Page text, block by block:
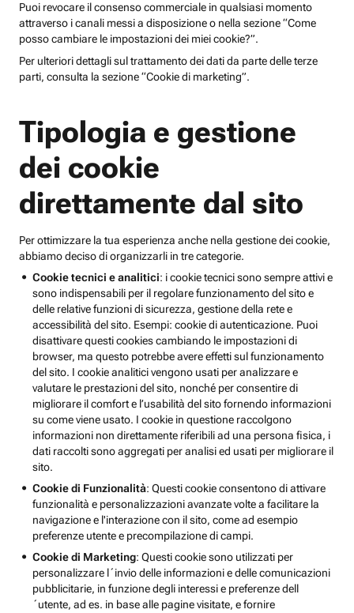
Puoi revocare il consenso commerciale in qualsiasi momento
attraverso i canali messi a disposizione o nella sezione “Come
posso cambiare le impostazioni dei miei cookie?”.
Per ulteriori dettagli sul trattamento dei dati da parte delle terze
parti, consulta la sezione “Cookie di marketing”.
Tipologia e gestione
dei cookie
direttamente dal sito
Per ottimizzare la tua esperienza anche nella gestione dei cookie,
abbiamo deciso di organizzarli in tre categorie.
Cookie tecnici e analitici: i cookie tecnici sono sempre attivi e
sono indispensabili per il regolare funzionamento del sito e
delle relative funzioni di sicurezza, gestione della rete e
accessibilità del sito. Esempi: cookie di autenticazione. Puoi
disattivare questi cookies cambiando le impostazioni di
browser, ma questo potrebbe avere effetti sul funzionamento
del sito. I cookie analitici vengono usati per analizzare e
valutare le prestazioni del sito, nonché per consentire di
migliorare il comfort e l’usabilità del sito fornendo informazioni
su come viene usato. I cookie in questione raccolgono
informazioni non direttamente riferibili ad una persona fisica, i
dati raccolti sono aggregati per analisi ed usati per migliorare il
sito.
Cookie di Funzionalità: Questi cookie consentono di attivare
funzionalità e personalizzazioni avanzate volte a facilitare la
navigazione e l'interazione con il sito, come ad esempio
preferenze utente e precompilazione di campi.
Cookie di Marketing: Questi cookie sono utilizzati per
personalizzare l´invio delle informazioni e delle comunicazioni
pubblicitarie, in funzione degli interessi e preferenze dell
´utente, ad es. in base alle pagine visitate, e fornire